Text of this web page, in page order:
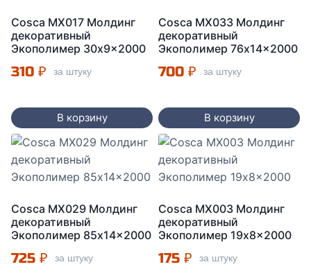
Cosca MX017 Молдинг
декоративный
Экополимер 30x9x2000
310 ₽ за штуку
В корзину
Cosca МX033 Молдинг
декоративный
Экополимер 76x14x2000
700 ₽ за штуку
В корзину
Cosca МX029 Молдинг
декоративный
Экополимер 85x14x2000
725 ₽ за штуку
Cosca MX003 Молдинг
декоративный
Экополимер 19x8x2000
175 ₽ за штуку